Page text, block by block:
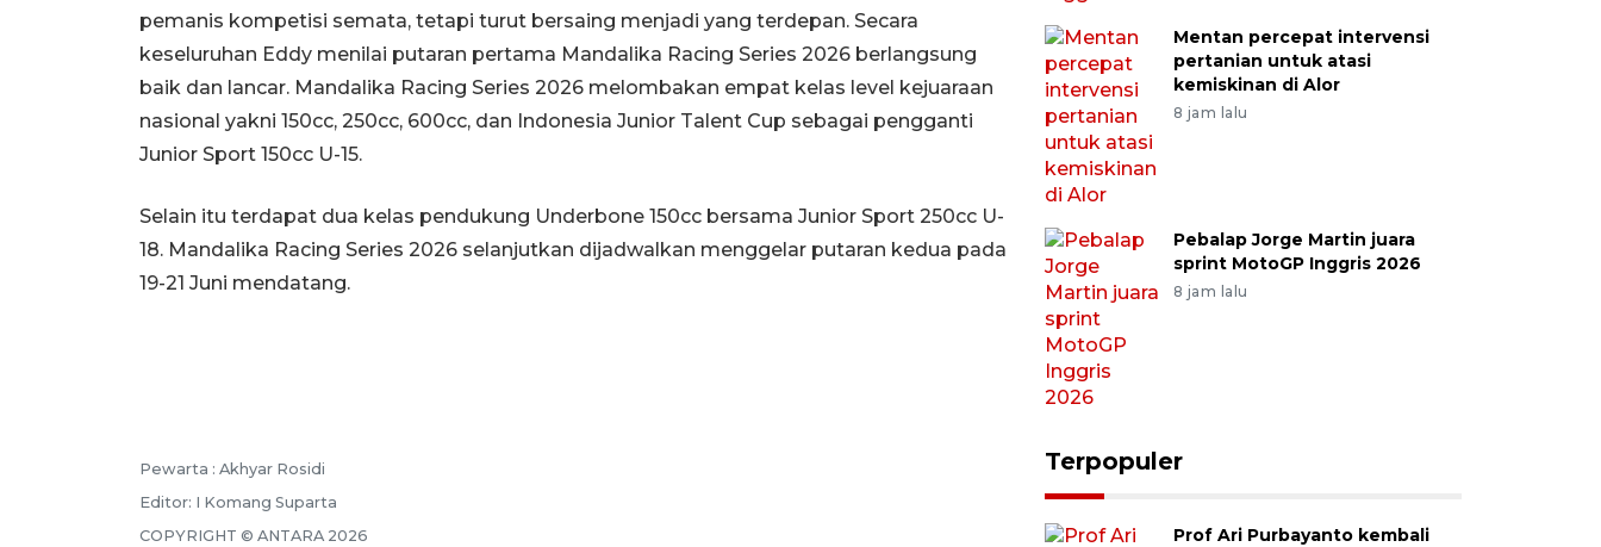
pemanis kompetisi semata, tetapi turut bersaing menjadi yang terdepan. Secara
keseluruhan Eddy menilai putaran pertama Mandalika Racing Series 2026 berlangsung
baik dan lancar. Mandalika Racing Series 2026 melombakan empat kelas level kejuaraan
nasional yakni 150cc, 250cc, 600cc, dan Indonesia Junior Talent Cup sebagai pengganti
Junior Sport 150cc U-15.
Selain itu terdapat dua kelas pendukung Underbone 150cc bersama Junior Sport 250cc U-
18. Mandalika Racing Series 2026 selanjutkan dijadwalkan menggelar putaran kedua pada
19-21 Juni mendatang.
Pewarta : Akhyar Rosidi
Editor: I Komang Suparta
COPYRIGHT © ANTARA 2026
Mentan percepat intervensi
pertanian untuk atasi
kemiskinan di Alor
8 jam lalu
Pebalap Jorge Martin juara
sprint MotoGP Inggris 2026
8 jam lalu
Terpopuler
Prof Ari Purbayanto kembali